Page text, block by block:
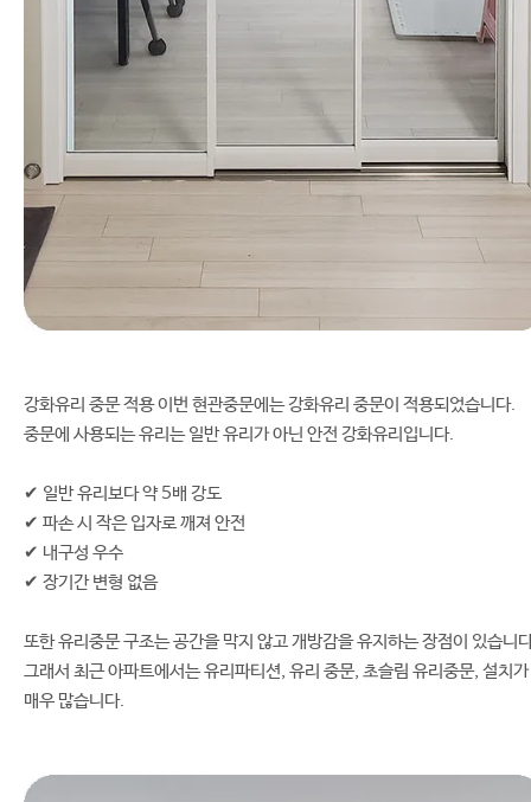
강화유리 중문 적용 이번 현관중문에는 강화유리 중문이 적용되었습니다.
중문에 사용되는 유리는 일반 유리가 아닌 안전 강화유리입니다.
✔ 일반 유리보다 약 5배 강도
✔ 파손 시 작은 입자로 깨져 안전
✔ 내구성 우수
✔ 장기간 변형 없음
또한 유리중문 구조는 공간을 막지 않고 개방감을 유지하는 장점이 있습니
그래서 최근 아파트에서는 유리파티션, 유리 중문, 초슬림 유리중문, 설치가
매우 많습니다.